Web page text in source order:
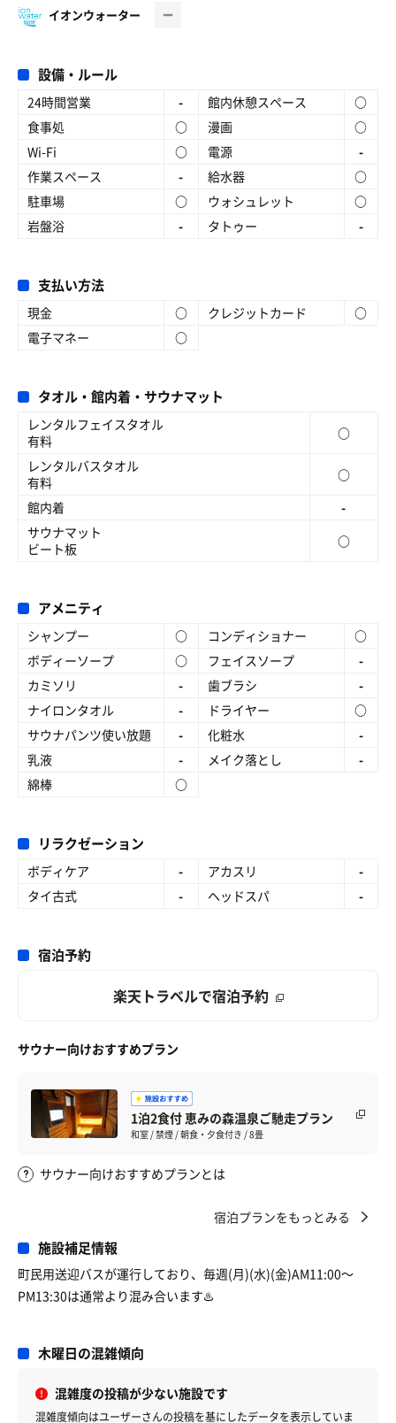
イオンウォーター
設備・ルール
24時間営業 - 館内休憩スペース
○
食事処
○ 漫画
○
Wi-Fi
○ 電源
-
作業スペース
- 給水器
○
駐車場
○ ウォシュレット
○
岩盤浴
- タトゥー -
支払い方法
現金 ○ クレジットカード
○
電子マネー
○
タオル・館内着・サウナマット
レンタルフェイスタオル
有料
○
レンタルバスタオル
有料
○
館内着
-
サウナマット
ビート板
○
アメニティ
シャンプー ○ コンディショナー
○
ボディーソープ
○ フェイスソープ
-
カミソリ
- 歯ブラシ
-
ナイロンタオル
- ドライヤー
○
サウナパンツ使い放題
- 化粧水
-
乳液
- メイク落とし
-
綿棒
○
リラクゼーション
ボディケア - アカスリ
-
タイ古式
- ヘッドスパ -
宿泊予約
楽天トラベルで宿泊予約
サウナー向けおすすめプラン
1泊2食付 恵みの森温泉ご馳走プラン
和室 / 禁煙 / 朝食・夕食付き / 8畳
サウナー向けおすすめプランとは
宿泊プランをもっとみる
施設補足情報
町民用送迎バスが運行しており、毎週(月)(水)(金)AM11:00〜
PM13:30は通常より混み合います♨️
木曜日の混雑傾向
混雑度の投稿が少ない施設です
混雑度傾向はユーザーさんの投稿を基にしたデータを表示していま